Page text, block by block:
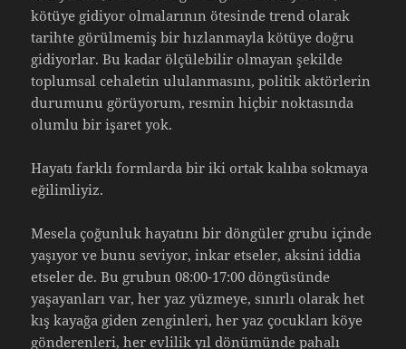
kötüye gidiyor olmalarının ötesinde trend olarak
tarihte görülmemiş bir hızlanmayla kötüye doğru
gidiyorlar. Bu kadar ölçülebilir olmayan şekilde
toplumsal cehaletin ululanmasını, politik aktörlerin
durumunu görüyorum, resmin hiçbir noktasında
olumlu bir işaret yok.
Hayatı farklı formlarda bir iki ortak kalıba sokmaya
eğilimliyiz.
Mesela çoğunluk hayatını bir döngüler grubu içinde
yaşıyor ve bunu seviyor, inkar etseler, aksini iddia
etseler de. Bu grubun 08:00-17:00 döngüsünde
yaşayanları var, her yaz yüzmeye, sınırlı olarak het
kış kayağa giden zenginleri, her yaz çocukları köye
gönderenleri, her evlilik yıl dönümünde pahalı